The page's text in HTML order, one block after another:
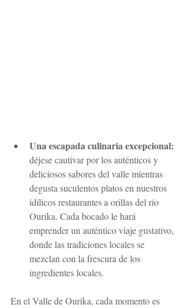
Una escapada culinaria excepcional:
déjese cautivar por los auténticos y
deliciosos sabores del valle mientras
degusta suculentos platos en nuestros
idílicos restaurantes a orillas del río
Ourika. Cada bocado le hará
emprender un auténtico viaje gustativo,
donde las tradiciones locales se
mezclan con la frescura de los
ingredientes locales.
En el Valle de Ourika, cada momento es